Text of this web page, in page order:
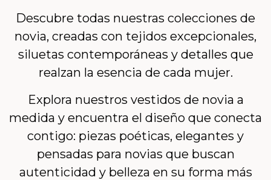
Descubre todas nuestras colecciones de
novia, creadas con tejidos excepcionales,
siluetas contemporáneas y detalles que
realzan la esencia de cada mujer.
Explora nuestros vestidos de novia a
medida y encuentra el diseño que conecta
contigo: piezas poéticas, elegantes y
pensadas para novias que buscan
autenticidad y belleza en su forma más